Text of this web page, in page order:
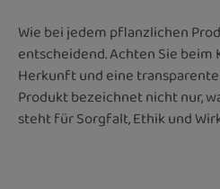
Wie bei jedem pflanzlichen
entscheidend. Achten Sie beim
Herkunft und eine
Produkt bezeichnet nicht nur,
steht für Sorgfalt, Ethik und